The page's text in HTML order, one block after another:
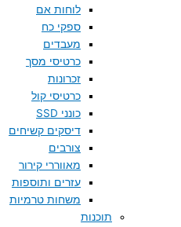
לוחות אם
ספקי כח
מעבדים
כרטיסי מסך
זכרונות
כרטיסי קול
כונני SSD
דיסקים קשיחים
צורבים
מאווררי קירור
עזרים ותוספות
משחות טרמיות
תוכנות